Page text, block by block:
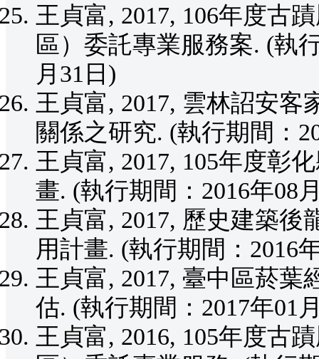
王貞富, 2017, 106年度古
區）委託專業服務案. (執
月31日)
王貞富, 2017, 雲林詔安
關係之研究. (執行期間：
王貞富, 2017, 105年度彰
畫. (執行期間：2016年08
王貞富, 2017, 歷史建築
用計畫. (執行期間：2016
王貞富, 2017, 臺中區菸
估. (執行期間：2017年01
王貞富, 2016, 105年度古